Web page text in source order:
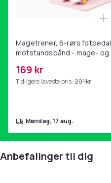
Magetrener, 6-rørs fotpedal
motstandsbånd - mage- og
hjemmegymnastikk Pink
169 kr
Tidligere laveste pris: 201 kr
mandag, 17 aug.
Anbefalinger til dig